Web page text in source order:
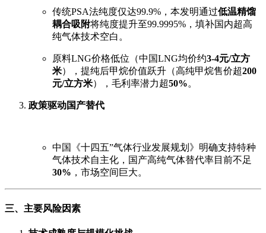
传统PSA法纯度仅达99.9%，本发明通过低温精馏
耦合吸附将纯度提升至99.9995%，填补国内超高
纯气体技术空白。
原料LNG价格低位（中国LNG均价约3-4元/立方
米），提纯后甲烷价值跃升（高纯甲烷售价超200
元/立方米），毛利率潜力超50%。
政策驱动国产替代
中国《十四五”气体行业发展规划》明确支持特种
气体技术自主化，国产高纯气体替代率目前不足
30% ，市场空间巨大。
三、主要风险因素